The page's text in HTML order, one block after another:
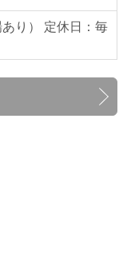
り） 定休日：毎